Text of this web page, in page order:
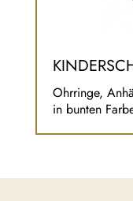
Ohrringe,
in bunten